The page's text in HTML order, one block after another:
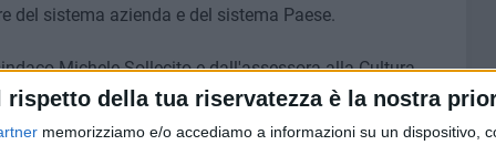
rispetto della tua riservatezza è la nostra
memorizziamo e/o accediamo a informazioni su un dispositivo,
del sistema azienda e del sistema Paese.
Michele Sollecito e dall'assessora alla Cultura,
la giornalista Gilda Camero.